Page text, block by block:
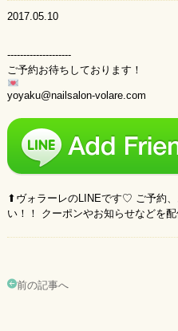
2017.05.10
--------------------
ご予約お待ちしております！
yoyaku@nailsalon-volare.com
⬆︎ヴォラーレのLINEです♡ ご予約
い！！ クーポンやお知らせなどを
前の記事へ